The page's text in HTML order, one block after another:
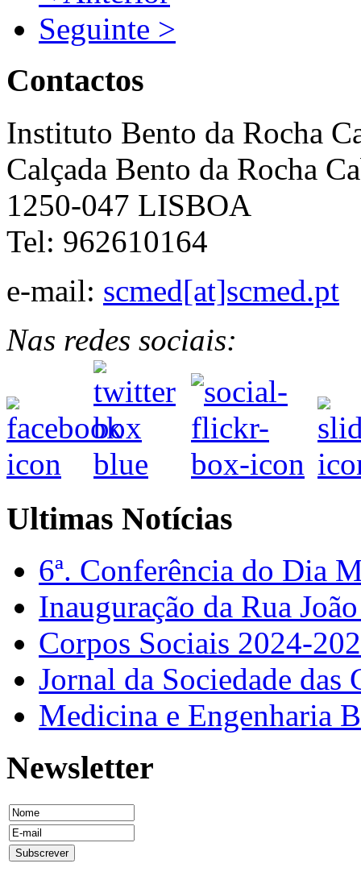
Seguinte >
Contactos
Instituto Bento da Rocha
Calçada Bento da Rocha
1250-047 LISBOA
Tel: 962610164
e-mail: scmed[at]scmed.pt
Nas redes sociais:
Ultimas Notícias
6ª. Conferência do Dia
Inauguração da Rua
Corpos Sociais 2024-
Jornal da Sociedade
Medicina e Engenharia
Newsletter